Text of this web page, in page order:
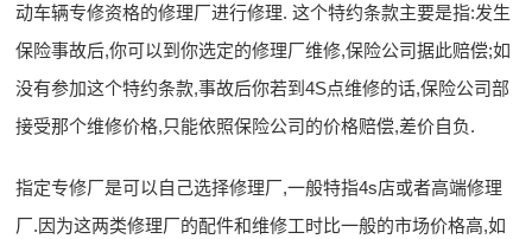
动车辆专修资格的修理厂进行修理. 这个特约条款主要是指:发生
保险事故后,你可以到你选定的修理厂维修,保险公司据此赔偿;如
没有参加这个特约条款,事故后你若到4S点维修的话,保险公司部
接受那个维修价格,只能依照保险公司的价格赔偿,差价自负.
指定专修厂是可以自己选择修理厂,一般特指4s店或者高端修理
厂.因为这两类修理厂的配件和维修工时比一般的市场价格高,如